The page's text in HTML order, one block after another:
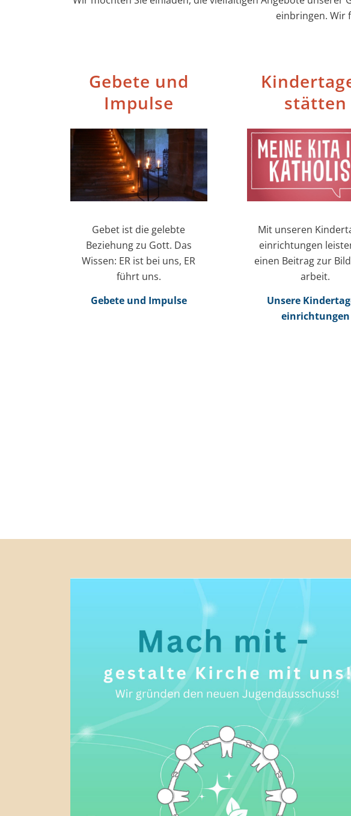
einbringen. Wir
Gebete und
Impulse
Gebet ist die gelebte
Beziehung zu Gott. Das
Wissen: ER ist bei uns, ER
führt uns.
Gebete und Impulse
stätten
Mit unseren
einrichtungen
einen Beitrag zur
arbeit.
Unsere
einrichtungen